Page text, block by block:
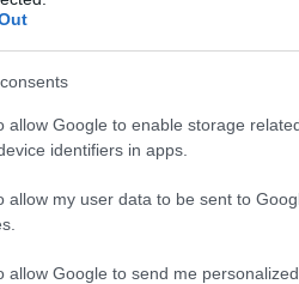
allow Google to enable storage
identifiers in apps.
allow my user data to be sent to
allow Google to send me
αυτά προκαλούν
πριν από την έγκρισή